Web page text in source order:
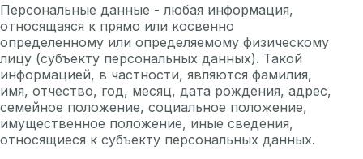
Персональные данные - любая информация,
относящаяся к прямо или косвенно
определенному или определяемому физическому
лицу (субъекту персональных данных). Такой
информацией, в частности, являются фамилия,
имя, отчество, год, месяц, дата рождения, адрес,
семейное положение, социальное положение,
имущественное положение, иные сведения,
относящиеся к субъекту персональных данных.